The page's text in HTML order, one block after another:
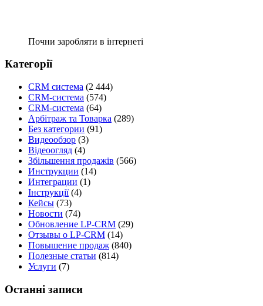
Почни заробляти в інтернеті
Категорії
CRM система (2 444)
CRM-система (574)
CRM-система (64)
Арбітраж та Товарка (289)
Без категории (91)
Видеообзор (3)
Відеоогляд (4)
Збільшення продажів (566)
Инструкции (14)
Интеграции (1)
Інструкції(4)
Кейсы (73)
Новости (74)
Обновление LP-CRM (29)
Отзывы о LP-CRM (14)
Повышение продаж (840)
Полезные статьи (814)
Услуги (7)
Останні записи